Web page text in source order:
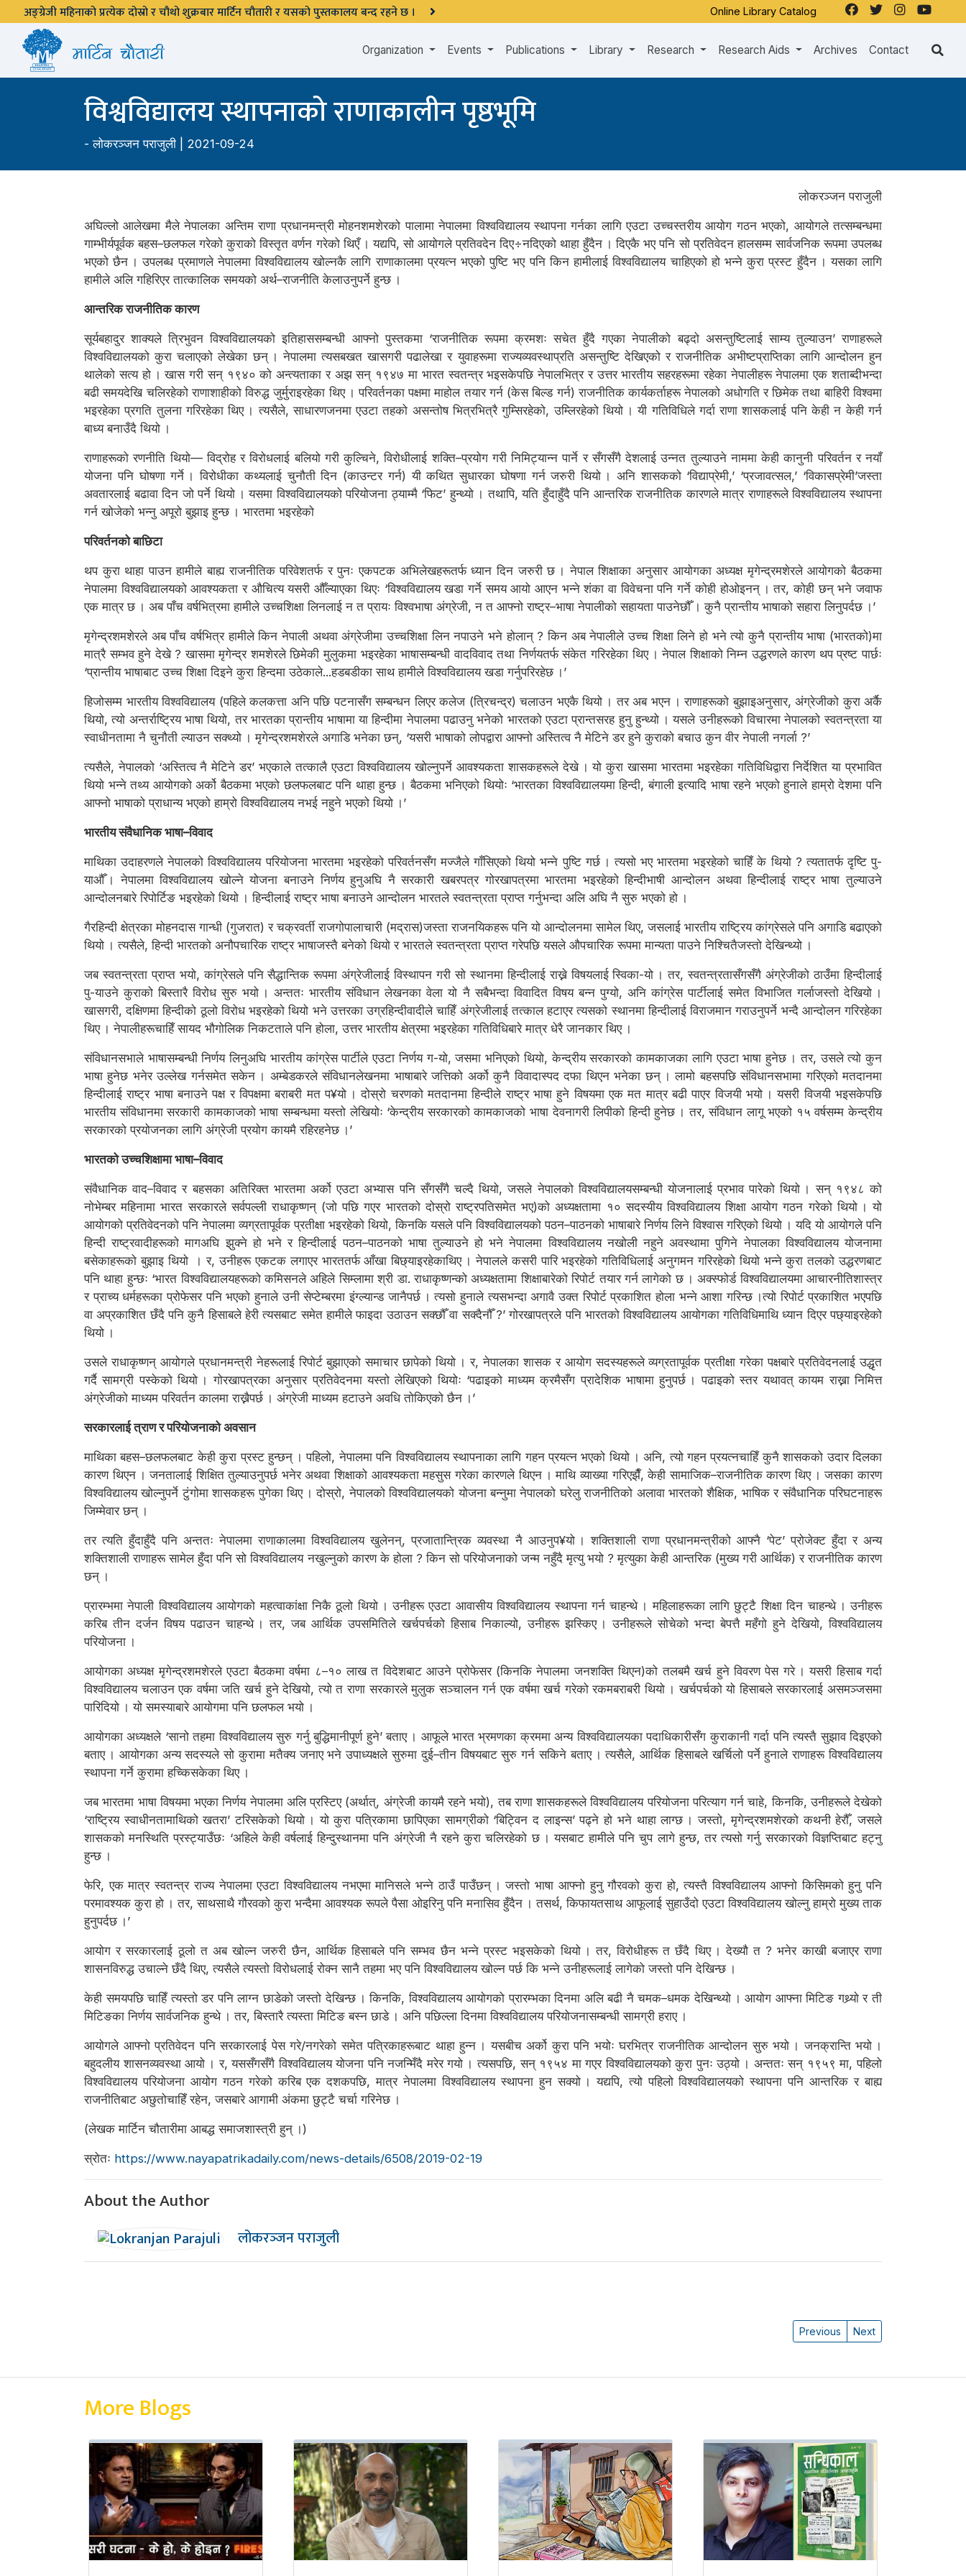
अङ्ग्रेजी महिनाको प्रत्येक दोस्रो र चौथो शुक्रबार मार्टिन चौतारी र यसको पुस्तकालय बन्द रहने छ । Online Library Catalog
Organization Events Publications Library Research Research Aids Archives Contact
विश्वविद्यालय स्थापनाको राणाकालीन पृष्ठभूमि
-लोकरञ्‍जन पराजुली | 2021-09-24
लोकरञ्जन पराजुली
अघिल्लो आलेखमा मैले नेपालका अन्तिम राणा प्रधानमन्त्री मोहनशमशेरको पालामा नेपालमा विश्वविद्यालय स्थापना गर्नका लागि एउटा उच्चस्तरीय आयोग गठन भएको, आयोगले तत्सम्बन्धमा
गाम्भीर्यपूर्वक बहस–छलफल गरेको कुराको विस्तृत वर्णन गरेको थिएँ । यद्यपि, सो आयोगले प्रतिवदेन दिए÷नदिएको थाहा हुँदैन । दिएकै भए पनि सो प्रतिवेदन हालसम्म सार्वजनिक रूपमा उपलब्ध
भएको छैन । उपलब्ध प्रमाणले नेपालमा विश्वविद्यालय खोल्नकै लागि राणाकालमा प्रयत्न भएको पुष्टि भए पनि किन हामीलाई विश्वविद्यालय चाहिएको हो भन्ने कुरा प्रस्ट हुँदैन । यसका लागि
हामीले अलि गहिरिएर तात्कालिक समयको अर्थ–राजनीति केलाउनुपर्ने हुन्छ ।
आन्तरिक राजनीतिक कारण
सूर्यबहादुर शाक्यले त्रिभुवन विश्वविद्यालयको इतिहाससम्बन्धी आफ्नो पुस्तकमा ‘राजनीतिक रूपमा क्रमशः सचेत हुँदै गएका नेपालीको बढ्दो असन्तुष्टिलाई साम्य तुल्याउन’ राणाहरूले
विश्वविद्यालयको कुरा चलाएको लेखेका छन् । नेपालमा त्यसबखत खासगरी पढालेखा र युवाहरूमा राज्यव्यवस्थाप्रति असन्तुष्टि देखिएको र राजनीतिक अभीष्टप्राप्तिका लागि आन्दोलन हुन
थालेको सत्य हो । खास गरी सन् १९४० को अन्त्यताका र अझ सन् १९४७ मा भारत स्वतन्त्र भइसकेपछि नेपालभित्र र उत्तर भारतीय सहरहरूमा रहेका नेपालीहरू नेपालमा एक शताब्दीभन्दा
बढी समयदेखि चलिरहेको राणाशाहीको विरुद्ध जुर्मुराइरहेका थिए । परिवर्तनका पक्षमा माहोल तयार गर्न (केस बिल्ड गर्न) राजनीतिक कार्यकर्ताहरू नेपालको अधोगति र छिमेक तथा बाहिरी विश्वमा
भइरहेका प्रगति तुलना गरिरहेका थिए । त्यसैले, साधारणजनमा एउटा तहको असन्तोष भित्रभित्रै गुम्सिरहेको, उम्लिरहेको थियो । यी गतिविधिले गर्दा राणा शासकलाई पनि केही न केही गर्न
बाध्य बनाउँदै थियो ।
राणाहरूको रणनीति थियो— विद्रोह र विरोधलाई बलियो गरी कुल्चिने, विरोधीलाई शक्ति–प्रयोग गरी निमिट्यान्न पार्ने र सँगसँगै देशलाई उन्नत तुल्याउने नाममा केही कानुनी परिवर्तन र नयाँ
योजना पनि घोषणा गर्ने । विरोधीका कथ्यलाई चुनौती दिन (काउन्टर गर्न) यी कथित सुधारका घोषणा गर्न जरुरी थियो । अनि शासकको ‘विद्याप्रेमी,’ ‘प्रजावत्सल,’ ‘विकासप्रेमी’जस्ता
अवतारलाई बढावा दिन जो पर्ने थियो । यसमा विश्वविद्यालयको परियोजना ठ्याम्मै ‘फिट’ हुन्थ्यो । तथापि, यति हुँदाहुँदै पनि आन्तरिक राजनीतिक कारणले मात्र राणाहरूले विश्वविद्यालय स्थापना
गर्न खोजेको भन्नु अपूरो बुझाइ हुन्छ । भारतमा भइरहेको
परिवर्तनको बाछिटा
थप कुरा थाहा पाउन हामीले बाह्य राजनीतिक परिवेशतर्फ र पुनः एकपटक अभिलेखहरूतर्फ ध्यान दिन जरुरी छ । नेपाल शिक्षाका अनुसार आयोगका अध्यक्ष मृगेन्द्रमशेरले आयोगको बैठकमा
नेपालमा विश्वविद्यालयको आवश्यकता र औचित्य यसरी औँल्याएका थिएः ‘विश्वविद्यालय खडा गर्ने समय आयो आएन भन्ने शंका वा विवेचना पनि गर्ने कोही होओइनन् । तर, कोही छन् भने जवाफ
एक मात्र छ । अब पाँच वर्षभित्रमा हामीले उच्चशिक्षा लिनलाई न त प्रायः विश्वभाषा अंग्रेजी, न त आफ्नो राष्ट्र–भाषा नेपालीको सहायता पाउनेछौँ । कुनै प्रान्तीय भाषाको सहारा लिनुपर्दछ ।’
मृगेन्द्रशमशेरले अब पाँच वर्षभित्र हामीले किन नेपाली अथवा अंग्रेजीमा उच्चशिक्षा लिन नपाउने भने होलान् ? किन अब नेपालीले उच्च शिक्षा लिने हो भने त्यो कुनै प्रान्तीय भाषा (भारतको)मा
मात्रै सम्भव हुने देखे ? खासमा मृगेन्द्र शमशेरले छिमेकी मुलुकमा भइरहेका भाषासम्बन्धी वादविवाद तथा निर्णयतर्फ संकेत गरिरहेका थिए । नेपाल शिक्षाको निम्न उद्धरणले कारण थप प्रष्ट पार्छः
‘प्रान्तीय भाषाबाट उच्च शिक्षा दिइने कुरा हिन्दमा उठेकाले...हडबडीका साथ हामीले विश्वविद्यालय खडा गर्नुपरिरहेछ ।’
हिजोसम्म भारतीय विश्वविद्यालय (पहिले कलकत्ता अनि पछि पटनासँग सम्बन्धन लिएर कलेज (त्रिचन्द्र) चलाउन भएकै थियो । तर अब भएन । राणाहरूको बुझाइअनुसार, अंग्रेजीको कुरा अर्कै
थियो, त्यो अन्तर्राष्ट्रिय भाषा थियो, तर भारतका प्रान्तीय भाषामा या हिन्दीमा नेपालमा पढाउनु भनेको भारतको एउटा प्रान्तसरह हुनु हुन्थ्यो । यसले उनीहरूको विचारमा नेपालको स्वतन्त्रता या
स्वाधीनतामा नै चुनौती ल्याउन सक्थ्यो । मृगेन्द्रशमशेरले अगाडि भनेका छन्, ‘यसरी भाषाको लोपद्वारा आफ्नो अस्तित्व नै मेटिने डर हुने कुराको बचाउ कुन वीर नेपाली नगर्ला ?’
त्यसैले, नेपालको ‘अस्तित्व नै मेटिने डर’ भएकाले तत्कालै एउटा विश्वविद्यालय खोल्नुपर्ने आवश्यकता शासकहरूले देखे । यो कुरा खासमा भारतमा भइरहेका गतिविधिद्वारा निर्देशित या प्रभावित
थियो भन्ने तथ्य आयोगको अर्को बैठकमा भएको छलफलबाट पनि थाहा हुन्छ । बैठकमा भनिएको थियोः ‘भारतका विश्वविद्यालयमा हिन्दी, बंगाली इत्यादि भाषा रहने भएको हुनाले हाम्रो देशमा पनि
आफ्नो भाषाको प्राधान्य भएको हाम्रो विश्वविद्यालय नभई नहुने भएको थियो ।’
भारतीय संवैधानिक भाषा–विवाद
माथिका उदाहरणले नेपालको विश्वविद्यालय परियोजना भारतमा भइरहेको परिवर्तनसँग मज्जैले गाँसिएको थियो भन्ने पुष्टि गर्छ । त्यसो भए भारतमा भइरहेको चाहिँ के थियो ? त्यतातर्फ दृष्टि पु‍-
याऔँ । नेपालमा विश्वविद्यालय खोल्ने योजना बनाउने निर्णय हुनुअघि नै सरकारी खबरपत्र गोरखापत्रमा भारतमा भइरहेको हिन्दीभाषी आन्दोलन अथवा हिन्दीलाई राष्ट्र भाषा तुल्याउने
आन्दोलनबारे रिपोर्टिङ भइरहेको थियो । हिन्दीलाई राष्ट्र भाषा बनाउने आन्दोलन भारतले स्वतन्त्रता प्राप्त गर्नुभन्दा अलि अघि नै सुरु भएको हो ।
गैरहिन्दी क्षेत्रका मोहनदास गान्धी (गुजरात) र चक्रवर्ती राजगोपालाचारी (मद्रास)जस्ता राजनयिकहरू पनि यो आन्दोलनमा सामेल थिए, जसलाई भारतीय राष्ट्रिय कांग्रेसले पनि अगाडि बढाएको
थियो । त्यसैले, हिन्दी भारतको अनौपचारिक राष्ट्र भाषाजस्तै बनेको थियो र भारतले स्वतन्त्रता प्राप्त गरेपछि यसले औपचारिक रूपमा मान्यता पाउने निश्चितैजस्तो देखिन्थ्यो ।
जब स्वतन्त्रता प्राप्त भयो, कांग्रेसले पनि सैद्धान्तिक रूपमा अंग्रेजीलाई विस्थापन गरी सो स्थानमा हिन्दीलाई राख्ने विषयलाई स्विका-यो । तर, स्वतन्त्रतासँगसँगै अंग्रेजीको ठाउँमा हिन्दीलाई
पु-याउने कुराको बिस्तारै विरोध सुरु भयो । अन्ततः भारतीय संविधान लेखनका वेला यो नै सबैभन्दा विवादित विषय बन्न पुग्यो, अनि कांग्रेस पार्टीलाई समेत विभाजित गर्लाजस्तो देखियो ।
खासगरी, दक्षिणमा हिन्दीको ठूलो विरोध भइरहेको थियो भने उत्तरका उग्रहिन्दीवादीले चाहिँ अंग्रेजीलाई तत्काल हटाएर त्यसको स्थानमा हिन्दीलाई विराजमान गराउनुपर्ने भन्दै आन्दोलन गरिरहेका
थिए । नेपालीहरूचाहिँ सायद भौगोलिक निकटताले पनि होला, उत्तर भारतीय क्षेत्रमा भइरहेका गतिविधिबारे मात्र धेरै जानकार थिए ।
संविधानसभाले भाषासम्बन्धी निर्णय लिनुअघि भारतीय कांग्रेस पार्टीले एउटा निर्णय ग-यो, जसमा भनिएको थियो, केन्द्रीय सरकारको कामकाजका लागि एउटा भाषा हुनेछ । तर, उसले त्यो कुन
भाषा हुनेछ भनेर उल्लेख गर्नसमेत सकेन । अम्बेडकरले संविधानलेखनमा भाषाबारे जत्तिको अर्को कुनै विवादास्पद दफा थिएन भनेका छन् । लामो बहसपछि संविधानसभामा गरिएको मतदानमा
हिन्दीलाई राष्ट्र भाषा बनाउने पक्ष र विपक्षमा बराबरी मत प¥यो । दोस्रो चरणको मतदानमा हिन्दीले राष्ट्र भाषा हुने विषयमा एक मत मात्र बढी पाएर विजयी भयो । यसरी विजयी भइसकेपछि
भारतीय संविधानमा सरकारी कामकाजको भाषा सम्बन्धमा यस्तो लेखियोः ‘केन्द्रीय सरकारको कामकाजको भाषा देवनागरी लिपीको हिन्दी हुनेछ । तर, संविधान लागू भएको १५ वर्षसम्म केन्द्रीय
सरकारको प्रयोजनका लागि अंग्रेजी प्रयोग कायमै रहिरहनेछ ।’
भारतको उच्चशिक्षामा भाषा–विवाद
संवैधानिक वाद–विवाद र बहसका अतिरिक्त भारतमा अर्को एउटा अभ्यास पनि सँगसँगै चल्दै थियो, जसले नेपालको विश्वविद्यालयसम्बन्धी योजनालाई प्रभाव पारेको थियो । सन् १९४८ को
नोभेम्बर महिनामा भारत सरकारले सर्वपल्ली राधाकृष्णन् (जो पछि गएर भारतको दोस्रो राष्ट्रपतिसमेत भए)को अध्यक्षतामा १० सदस्यीय विश्वविद्यालय शिक्षा आयोग गठन गरेको थियो । यो
आयोगको प्रतिवेदनको पनि नेपालमा व्यग्रतापूर्वक प्रतीक्षा भइरहेको थियो, किनकि यसले पनि विश्वविद्यालयको पठन–पाठनको भाषाबारे निर्णय लिने विश्वास गरिएको थियो । यदि यो आयोगले पनि
हिन्दी राष्ट्रवादीहरूको मागअघि झुक्ने हो भने र हिन्दीलाई पठन–पाठनको भाषा तुल्याउने हो भने नेपालमा विश्वविद्यालय नखोली नहुने अवस्थामा पुगिने नेपालका विश्वविद्यालय योजनामा
बसेकाहरूको बुझाइ थियो । र, उनीहरू एकटक लगाएर भारततर्फ आँखा बिछ्याइरहेकाथिए । नेपालले कसरी पारि भइरहेको गतिविधिलाई अनुगमन गरिरहेको थियो भन्ने कुरा तलको उद्धरणबाट
पनि थाहा हुन्छः ‘भारत विश्वविद्यालयहरूको कमिसनले अहिले सिम्लामा श्री डा. राधाकृष्णन्को अध्यक्षतामा शिक्षाबारेको रिपोर्ट तयार गर्न लागेको छ । अक्स्फोर्ड विश्वविद्यालयमा आचारनीतिशास्त्र
र प्राच्य धर्महरूका प्रोफेसर पनि भएको हुनाले उनी सेप्टेम्बरमा इंग्ल्यान्ड जानैपर्छ । त्यसो हुनाले त्यसभन्दा अगावै उक्त रिपोर्ट प्रकाशित होला भन्ने आशा गरिन्छ ।त्यो रिपोर्ट प्रकाशित भएपछि
वा अप्रकाशित छँदै पनि कुनै हिसाबले हेरी त्यसबाट समेत हामीले फाइदा उठाउन सक्छौँ वा सक्दैनौँ ?’ गोरखापत्रले पनि भारतको विश्वविद्यालय आयोगका गतिविधिमाथि ध्यान दिएर पछ्याइरहेको
थियो ।
उसले राधाकृष्णन् आयोगले प्रधानमन्त्री नेहरूलाई रिपोर्ट बुझाएको समाचार छापेको थियो । र, नेपालका शासक र आयोग सदस्यहरूले व्यग्रतापूर्वक प्रतीक्षा गरेका पक्षबारे प्रतिवेदनलाई उद्धृत
गर्दै सामग्री पस्केको थियो । गोरखापत्रका अनुसार प्रतिवेदनमा यस्तो लेखिएको थियोः ‘पढाइको माध्यम क्रमैसँग प्रादेशिक भाषामा हुनुपर्छ । पढाइको स्तर यथावत् कायम राख्ना निमित्त
अंग्रेजीको माध्यम परिवर्तन कालमा राख्नैपर्छ । अंग्रेजी माध्यम हटाउने अवधि तोकिएको छैन ।’
सरकारलाई त्राण र परियोजनाको अवसान
माथिका बहस–छलफलबाट केही कुरा प्रस्ट हुन्छन् । पहिलो, नेपालमा पनि विश्वविद्यालय स्थापनाका लागि गहन प्रयत्न भएको थियो । अनि, त्यो गहन प्रयत्नचाहिँ कुनै शासकको उदार दिलका
कारण थिएन । जनतालाई शिक्षित तुल्याउनुपर्छ भनेर अथवा शिक्षाको आवश्यकता महसुस गरेका कारणले थिएन । माथि व्याख्या गरिएझैँ, केही सामाजिक–राजनीतिक कारण थिए । जसका कारण
विश्वविद्यालय खोल्नुपर्ने टुंगोमा शासकहरू पुगेका थिए । दोस्रो, नेपालको विश्वविद्यालयको योजना बन्नुमा नेपालको घरेलु राजनीतिको अलावा भारतको शैक्षिक, भाषिक र संवैधानिक परिघटनाहरू
जिम्मेवार छन् ।
तर त्यति हुँदाहुँदै पनि अन्ततः नेपालमा राणाकालमा विश्वविद्यालय खुलेनन्, प्रजातान्त्रिक व्यवस्था नै आउनुप¥यो । शक्तिशाली राणा प्रधानमन्त्रीको आफ्नै ‘पेट’ प्रोजेक्ट हुँदा र अन्य
शक्तिशाली राणाहरू सामेल हुँदा पनि सो विश्वविद्यालय नखुल्नुको कारण के होला ? किन सो परियोजनाको जन्म नहुँदै मृत्यु भयो ? मृत्युका केही आन्तरिक (मुख्य गरी आर्थिक) र राजनीतिक कारण
छन् ।
प्रारम्भमा नेपाली विश्वविद्यालय आयोगको महत्वाकांक्षा निकै ठूलो थियो । उनीहरू एउटा आवासीय विश्वविद्यालय स्थापना गर्न चाहन्थे । महिलाहरूका लागि छुट्टै शिक्षा दिन चाहन्थे । उनीहरू
करिब तीन दर्जन विषय पढाउन चाहन्थे । तर, जब आर्थिक उपसमितिले खर्चपर्चको हिसाब निकाल्यो, उनीहरू झस्किए । उनीहरूले सोचेको भन्दा बेपत्तै महँगो हुने देखियो, विश्वविद्यालय
परियोजना ।
आयोगका अध्यक्ष मृगेन्द्रशमशेरले एउटा बैठकमा वर्षमा ८–१० लाख त विदेशबाट आउने प्रोफेसर (किनकि नेपालमा जनशक्ति थिएन)को तलबमै खर्च हुने विवरण पेस गरे । यसरी हिसाब गर्दा
विश्वविद्यालय चलाउन एक वर्षमा जति खर्च हुने देखियो, त्यो त राणा सरकारले मुलुक सञ्चालन गर्न एक वर्षमा खर्च गरेको रकमबराबरी थियो । खर्चपर्चको यो हिसाबले सरकारलाई असमञ्जसमा
पारिदियो । यो समस्याबारे आयोगमा पनि छलफल भयो ।
आयोगका अध्यक्षले ‘सानो तहमा विश्वविद्यालय सुरु गर्नु बुद्धिमानीपूर्ण हुने’ बताए । आफूले भारत भ्रमणका क्रममा अन्य विश्वविद्यालयका पदाधिकारीसँग कुराकानी गर्दा पनि त्यस्तै सुझाव दिइएको
बताए । आयोगका अन्य सदस्यले सो कुरामा मतैक्य जनाए भने उपाध्यक्षले सुरुमा दुई–तीन विषयबाट सुरु गर्न सकिने बताए । त्यसैले, आर्थिक हिसाबले खर्चिलो पर्ने हुनाले राणाहरू विश्वविद्यालय
स्थापना गर्ने कुरामा हच्किसकेका थिए ।
जब भारतमा भाषा विषयमा भएका निर्णय नेपालमा अलि प्रस्टिए (अर्थात्, अंग्रेजी कायमै रहने भयो), तब राणा शासकहरूले विश्वविद्यालय परियोजना परित्याग गर्न चाहे, किनकि, उनीहरूले देखेको
‘राष्ट्रिय स्वाधीनतामाथिको खतरा’ टरिसकेको थियो । यो कुरा पत्रिकामा छापिएका सामग्रीको ‘बिट्विन द लाइन्स’ पढ्ने हो भने थाहा लाग्छ । जस्तो, मृगेन्द्रशमशेरको कथनी हेरौँ, जसले
शासकको मनस्थिति प्रस्ट्याउँछः ‘अहिले केही वर्षलाई हिन्दुस्थानमा पनि अंग्रेजी नै रहने कुरा चलिरहेको छ । यसबाट हामीले पनि चुप लागे हुन्छ, तर त्यसो गर्नु सरकारको विज्ञप्तिबाट हट्नु
हुन्छ ।
फेरि, एक मात्र स्वतन्त्र राज्य नेपालमा एउटा विश्वविद्यालय नभएमा मानिसले भन्ने ठाउँ पाउँछन् । जस्तो भाषा आफ्नो हुनु गौरवको कुरा हो, त्यस्तै विश्वविद्यालय आफ्नो किसिमको हुनु पनि
परमावश्यक कुरा हो । तर, साथसाथै गौरवको कुरा भन्दैमा आवश्यक रूपले पैसा ओइरिनु पनि मनासिव हुँदैन । तसर्थ, किफायतसाथ आफूलाई सुहाउँदो एउटा विश्वविद्यालय खोल्नु हाम्रो मुख्य ताक
हुनुपर्दछ ।’
आयोग र सरकारलाई ठूलो त अब खोल्न जरुरी छैन, आर्थिक हिसाबले पनि सम्भव छैन भन्ने प्रस्ट भइसकेको थियो । तर, विरोधीहरू त छँदै थिए । देख्यौ त ? भनेर काखी बजाएर राणा
शासनविरुद्ध उचाल्ने छँदै थिए, त्यसैले त्यस्तो विरोधलाई रोक्न सानै तहमा भए पनि विश्वविद्यालय खोल्न पर्छ कि भन्ने उनीहरूलाई लागेको जस्तो पनि देखिन्छ ।
केही समयपछि चाहिँ त्यस्तो डर पनि लाग्न छाडेको जस्तो देखिन्छ । किनकि, विश्वविद्यालय आयोगको प्रारम्भका दिनमा अलि बढी नै चमक–धमक देखिन्थ्यो । आयोग आफ्ना मिटिङ गथ्र्याे र ती
मिटिङका निर्णय सार्वजनिक हुन्थे । तर, बिस्तारै त्यस्ता मिटिङ बस्न छाडे । अनि पछिल्ला दिनमा विश्वविद्यालय परियोजनासम्बन्धी सामग्री हराए ।
आयोगले आफ्नो प्रतिवेदन पनि सरकारलाई पेस गरे/नगरेको समेत पत्रिकाहरूबाट थाहा हुन्न । यसबीच अर्को कुरा पनि भयोः घरभित्र राजनीतिक आन्दोलन सुरु भयो । जनक्रान्ति भयो ।
बहुदलीय शासनव्यवस्था आयो । र, यससँगसँगै विश्वविद्यालय योजना पनि नजन्मिँदै मरेर गयो । त्यसपछि, सन् १९५४ मा गएर विश्वविद्यालयको कुरा पुनः उठ्यो । अन्ततः सन् १९५९ मा, पहिलो
विश्वविद्यालय परियोजना आयोग गठन गरेको करिब एक दशकपछि, मात्र नेपालमा विश्वविद्यालय स्थापना हुन सक्यो । यद्यपि, त्यो पहिलो विश्वविद्यालयको स्थापना पनि आन्तरिक र बाह्य
राजनीतिबाट अछुतोचाहिँ रहेन, जसबारे आगामी अंकमा छुट्टै चर्चा गरिनेछ ।
(लेखक मार्टिन चौतारीमा आबद्ध समाजशास्त्री हुन् ।)
स्रोतः https://www.nayapatrikadaily.com/news-details/6508/2019-02-19
About the Author
लोकरञ्‍जन पराजुली
Previous Next
More Blogs